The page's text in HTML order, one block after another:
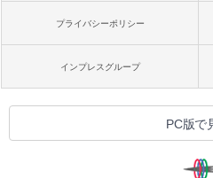
プライバシーポリシー
インプレスグループ
PC版で